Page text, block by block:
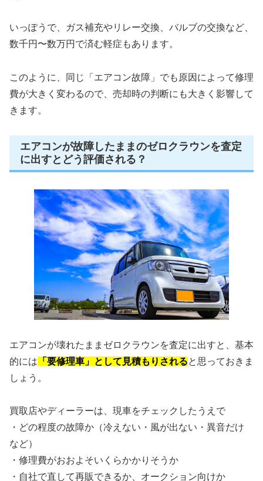
いっぽうで、ガス補充やリレー交換、バルブの交換など、
数千円〜数万円で済む軽症もあります。
このように、同じ「エアコン故障」でも原因によって修理
費が大きく変わるので、売却時の判断にも大きく影響して
きます。
エアコンが故障したままのゼロクラウンを査定
に出すとどう評価される？
エアコンが壊れたままゼロクラウンを査定に出すと、基本
的には 「要修理車」として見積もりされると思っておきま
しょう。
買取店やディーラーは、現車をチェックしたうえで
・どの程度の故障か（冷えない・風が出ない・異音だけ
など）
・修理費がおおよそいくらかかりそうか
・自社で直して再販できるか、オークション向けか